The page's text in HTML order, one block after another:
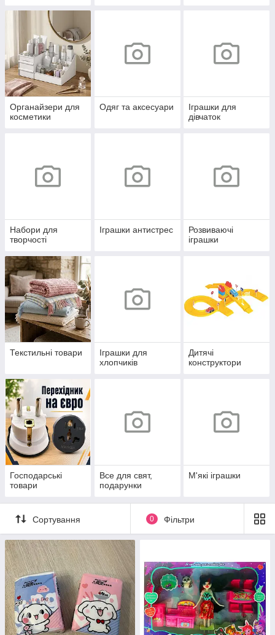
Органайзери для
косметики
Одяг та аксесуари
Іграшки для
дівчаток
Набори для
творчості
Іграшки антистрес
Розвиваючі
іграшки
Текстильні товари
Іграшки для
хлопчиків
Дитячі
конструктори
Господарські
товари
Все для свят,
подарунки
М'які іграшки
Сортування 0 Фільтри